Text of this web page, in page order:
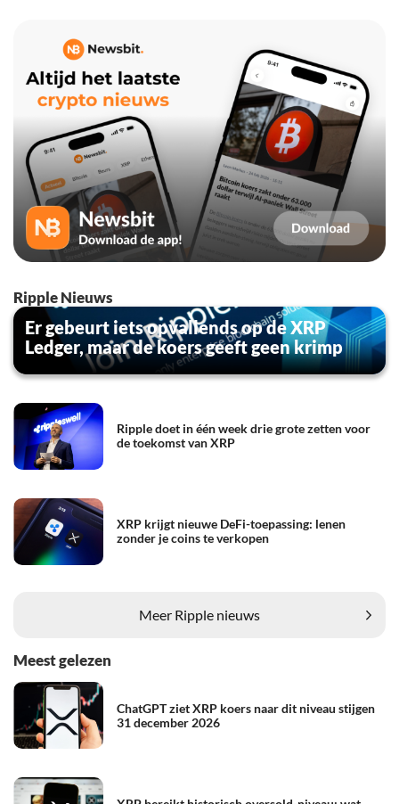
Ripple Nieuws
Er gebeurt iets opvallends op de XRP
Ledger, maar de koers geeft geen krimp
Ripple doet in één week drie grote zetten voor
de toekomst van XRP
XRP krijgt nieuwe DeFi-toepassing: lenen
zonder je coins te verkopen
Meer Ripple nieuws
Meest gelezen
ChatGPT ziet XRP koers naar dit niveau stijgen
31 december 2026